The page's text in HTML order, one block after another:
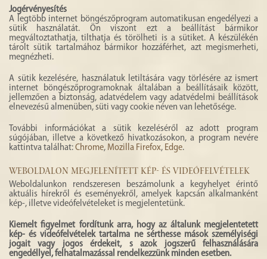
Jogérvényesítés
A legtöbb internet böngészőprogram automatikusan engedélyezi a
sütik használatát. Ön viszont ezt a beállítást bármikor
megváltoztathatja, tilthatja és törölheti is a sütiket. A készülékén
tárolt sütik tartalmához bármikor hozzáférhet, azt megismerheti,
megnézheti.
A sütik kezelésére, használatuk letiltására vagy törlésére az ismert
internet böngészőprogramoknak általában a beállításaik között,
jellemzően a biztonság, adatvédelem vagy adatvédelmi beállítások
elnevezésű almenüben, süti vagy cookie néven van lehetősége.
További információkat a sütik kezeléséről az adott program
súgójában, illetve a következő hivatkozásokon, a program nevére
kattintva találhat:Chrome, Mozilla Firefox, Edge.
WEBOLDALON MEGJELENÍTETT KÉP- ÉS VIDEÓFELVÉTELEK
Weboldalunkon rendszeresen beszámolunk a kegyhelyet érintő
aktuális hírekről és eseményekről, amelyek kapcsán alkalmanként
kép-, illetve videófelvételeket is megjelentetünk.
Kiemelt figyelmet fordítunk arra, hogy az általunk megjelentetett
kép- és videófelvételek tartalma ne sérthesse mások személyiségi
jogait vagy jogos érdekeit, s azok jogszerű felhasználására
engedéllyel, felhatalmazással rendelkezzünk minden esetben.